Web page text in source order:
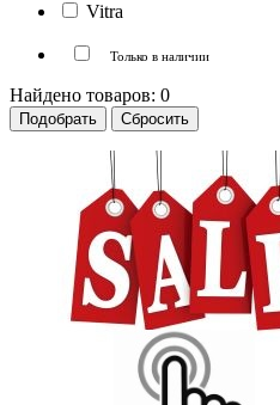
Vitra
Только в наличии
Найдено товаров: 0